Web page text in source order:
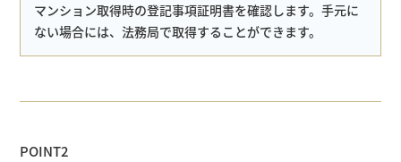
マンション取得時の登記事項証明書を確認します。手元に
ない場合には、法務局で取得することができます。
POINT2